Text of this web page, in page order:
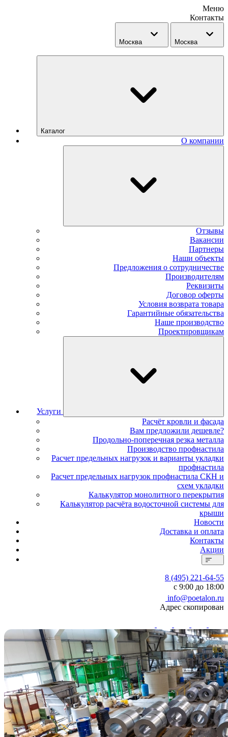
Меню
Контакты
Москва Москва
Каталог
О компании
Отзывы
Вакансии
Партнеры
Наши объекты
Предложения о сотрудничестве
Производителям
Реквизиты
Договор оферты
Условия возврата товара
Гарантийные обязательства
Наше производство
Проектировщикам
Услуги
Расчёт кровли и фасада
Вам предложили дешевле?
Продольно-поперечная резка металла
Производство профнастила
Расчет предельных нагрузок и варианты укладки
профнастила
Расчет предельных нагрузок профнастила СКН и
схем укладки
Калькулятор монолитного перекрытия
Калькулятор расчёта водосточной системы для
крыши
Новости
Доставка и оплата
Контакты
Акции
8 (495) 221-64-55
с 9:00 до 18:00
info@poetalon.ru
Адрес скопирован